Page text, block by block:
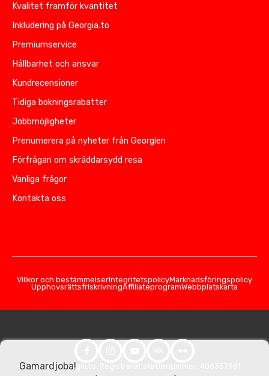
Kvalitet framför kvantitet
Inkludering på Georgia.to
Premiumservice
Hållbarhet och ansvar
Kundrecensioner
Tidiga bokningsrabatter
Jobbmöjligheter
Prenumerera på nyheter från Georgien
Förfrågan om skräddarsydd resa
Vanliga frågor
Kontakta oss
Villkor och bestämmelserIntegritetspolicyMarknadsföringspolicy
UpphovsrättsfriskrivningAffiliateprogramWebbplatskarta
© 2026 Georgia.to. Registrerat skattenummer: 406357981
Gamardjoba!